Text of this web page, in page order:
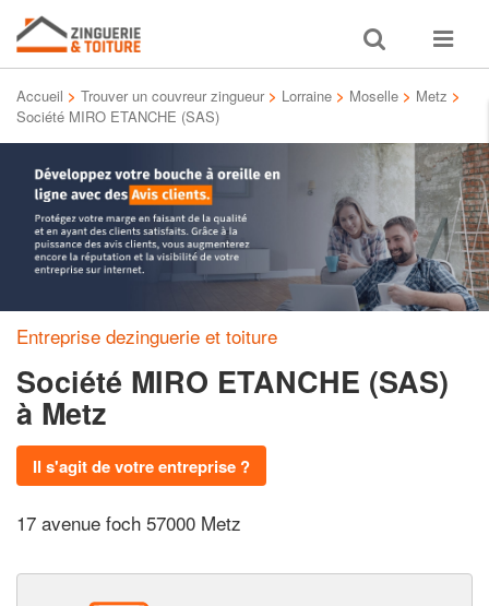
Toggle
search
Toggle
Accueil > Trouver un couvreur zingueur > Lorraine > Moselle > Metz >
Société MIRO ETANCHE (SAS)
Entreprise dezinguerie et toiture
Société MIRO ETANCHE (SAS)
à Metz
Il s'agit de votre entreprise ?
17 avenue foch 57000 Metz